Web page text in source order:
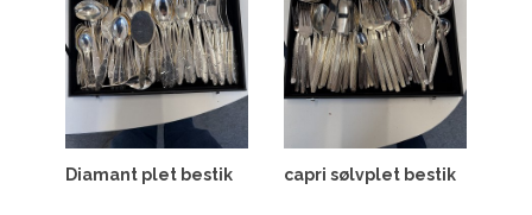
Diamant plet bestik capri sølvplet bestik